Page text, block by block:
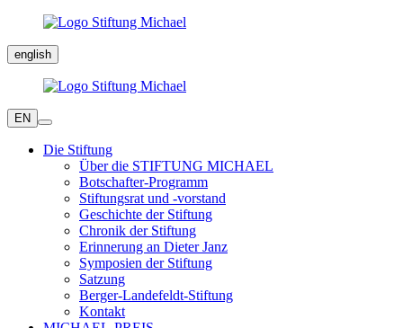
english
EN
Die Stiftung
Über die STIFTUNG MICHAEL
Botschafter-Programm
Stiftungsrat und -vorstand
Geschichte der Stiftung
Chronik der Stiftung
Erinnerung an Dieter Janz
Symposien der Stiftung
Satzung
Berger-Landefeldt-Stiftung
Kontakt